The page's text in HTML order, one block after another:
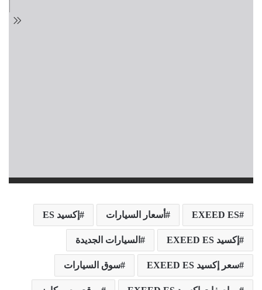
EXEED ES أسعار السيارات إكسيد ES
إكسيد EXEED ES السيارات الجديدة
سعر إكسيد EXEED ES سوق السيارات